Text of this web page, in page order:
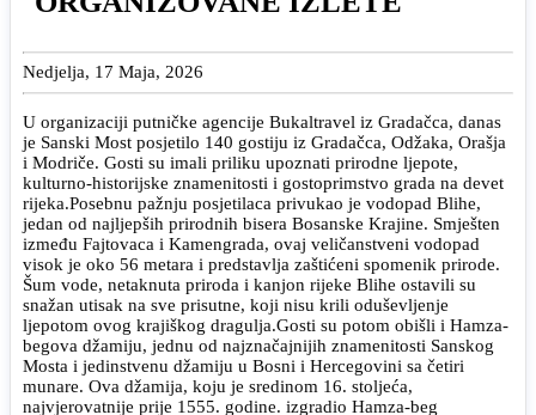
Nedjelja, 17 Maja, 2026
U organizaciji putničke agencije Bukaltravel iz Gradačca, danas
je Sanski Most posjetilo 140 gostiju iz Gradačca, Odžaka, Orašja
i Modriče. Gosti su imali priliku upoznati prirodne ljepote,
kulturno-historijske znamenitosti i gostoprimstvo grada na devet
rijeka.Posebnu pažnju posjetilaca privukao je vodopad Blihe,
jedan od najljepših prirodnih bisera Bosanske Krajine. Smješten
između Fajtovaca i Kamengrada, ovaj veličanstveni vodopad
visok je oko 56 metara i predstavlja zaštićeni spomenik prirode.
Šum vode, netaknuta priroda i kanjon rijeke Blihe ostavili su
snažan utisak na sve prisutne, koji nisu krili oduševljenje
ljepotom ovog krajiškog dragulja.Gosti su potom obišli i Hamza-
begova džamiju, jednu od najznačajnijih znamenitosti Sanskog
Mosta i jedinstvenu džamiju u Bosni i Hercegovini sa četiri
munare. Ova džamija, koju je sredinom 16. stoljeća,
najvjerovatnije prije 1555. godine. izgradio Hamza-beg